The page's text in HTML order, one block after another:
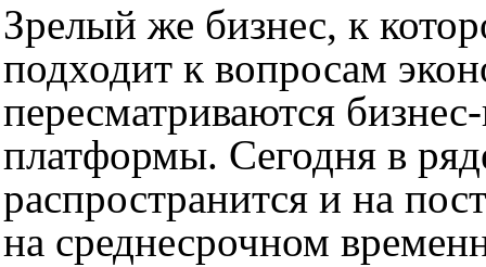
Зрелый же бизнес, к
подходит к вопросам
пересматриваются
платформы. Сегодня в
распространится и на
на среднесрочном